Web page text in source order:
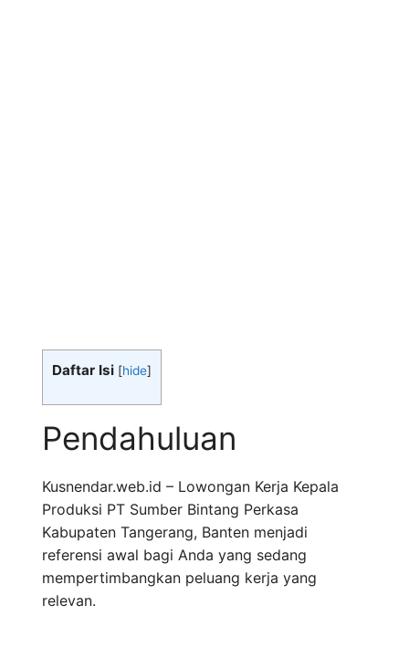
Daftar Isi [hide]
Pendahuluan
Kusnendar.web.id – Lowongan Kerja Kepala
Produksi PT Sumber Bintang Perkasa
Kabupaten Tangerang, Banten menjadi
referensi awal bagi Anda yang sedang
mempertimbangkan peluang kerja yang
relevan.